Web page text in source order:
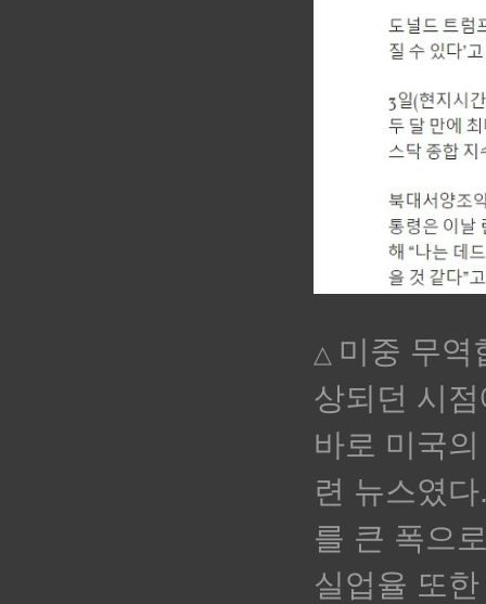
△ 미중 무역
상되던 시
바로 미국
련 뉴스였
를 큰 폭으
실업율 또